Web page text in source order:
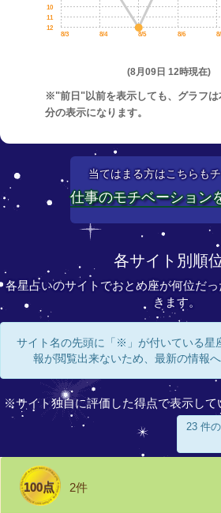
8/3 8/4 8/5 8/6
12
11
10
(8月09日 12時現在)
※"前日"以前を表示しても、グラフは
分の表示になります。
当てはまる方はこちらもチ
仕事のモチベーション
各サイト別順
各星占いのサイトでおとめ座が何位だ
きます。
サイト名の先頭に「※」が付いている星
報が閲覧出来ないため、最新の情報
※サイト独自に評価した得点で表示して
23 件
100点 2件